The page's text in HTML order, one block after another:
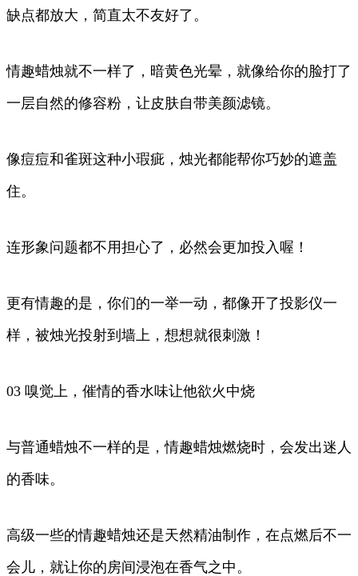
缺点都放大，简直太不友好了。
情趣蜡烛就不一样了，暗黄色光晕，就像给你的脸打了
一层自然的修容粉，让皮肤自带美颜滤镜。
像痘痘和雀斑这种小瑕疵，烛光都能帮你巧妙的遮盖
住。
连形象问题都不用担心了，必然会更加投入喔！
更有情趣的是，你们的一举一动，都像开了投影仪一
样，被烛光投射到墙上，想想就很刺激！
03 嗅觉上，催情的香水味让他欲火中烧
与普通蜡烛不一样的是，情趣蜡烛燃烧时，会发出迷人
的香味。
高级一些的情趣蜡烛还是天然精油制作，在点燃后不一
会儿，就让你的房间浸泡在香气之中。